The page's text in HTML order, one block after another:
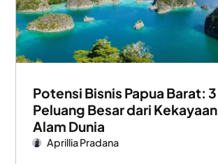
Potensi Bisnis Papua Barat: 3
Peluang Besar dari Kekayaan
Alam Dunia
Aprillia Pradana